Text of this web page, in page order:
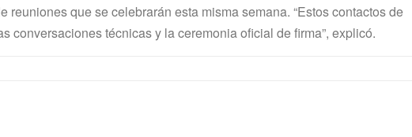
que se celebrarán esta misma semana. “Estos contactos de
conversaciones técnicas y la ceremonia oficial de firma”, explicó.